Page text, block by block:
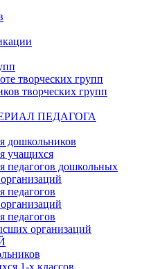
творческих групп
творческих групп
ПЕДАГОГА
дошкольников
учащихся
педагогов дошкольных
педагогов
педагогов
организаций
1-х классов